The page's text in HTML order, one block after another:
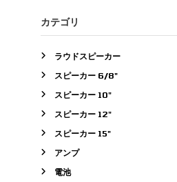
象
:
カテゴリ
ラウドスピーカー
スピーカー 6/8"
スピーカー 10"
スピーカー 12"
スピーカー 15"
アンプ
電池